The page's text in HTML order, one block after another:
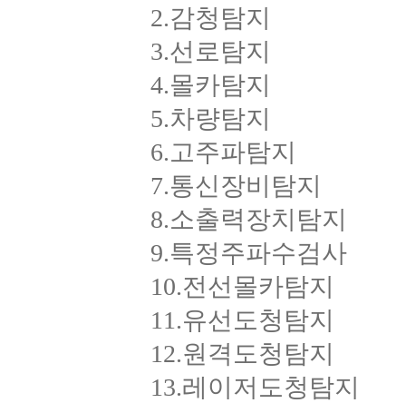
2.감청탐지
3.선로탐지
4.몰카탐지
5.차량탐지
6.고주파탐지
7.통신장비탐지
8.소출력장치탐지
9.특정주파수검사
10.전선몰카탐지
11.유선도청탐지
12.원격도청탐지
13.레이저도청탐지